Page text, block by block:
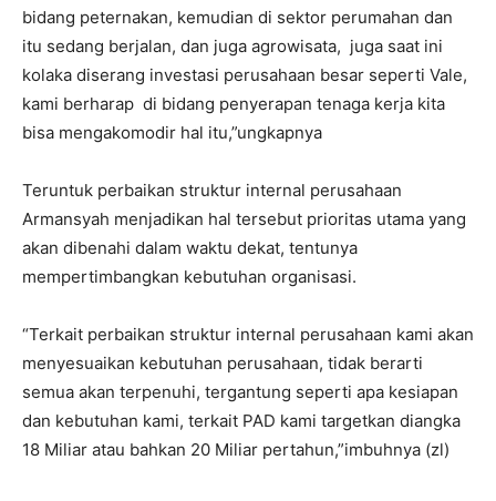
bidang peternakan, kemudian di sektor perumahan dan
itu sedang berjalan, dan juga agrowisata, juga saat ini
kolaka diserang investasi perusahaan besar seperti Vale,
kami berharap di bidang penyerapan tenaga kerja kita
bisa mengakomodir hal itu,”ungkapnya
Teruntuk perbaikan struktur internal perusahaan
Armansyah menjadikan hal tersebut prioritas utama yang
akan dibenahi dalam waktu dekat, tentunya
mempertimbangkan kebutuhan organisasi.
“Terkait perbaikan struktur internal perusahaan kami akan
menyesuaikan kebutuhan perusahaan, tidak berarti
semua akan terpenuhi, tergantung seperti apa kesiapan
dan kebutuhan kami, terkait PAD kami targetkan diangka
18 Miliar atau bahkan 20 Miliar pertahun,”imbuhnya (zl)